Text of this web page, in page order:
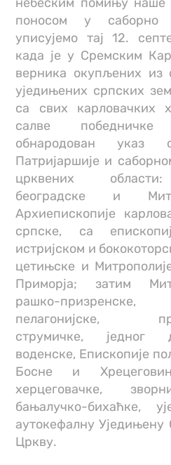
поносом у саборно
уписујемо тај 12.
када је у Сремским
верника окупљених из
уједињених српских
са свих карловачких
салве
обнародован
Патријаршије и
црквених области:
београдске и
Архиепископије
српске, са
истријском и
цетињске и
Приморја; затим
рашко-призренске,
пелагонијске,
струмичке, једног
воденске, Епископије
Босне и
херцеговачке,
бањалучко-бихаћке,
аутокефалну
Цркву.